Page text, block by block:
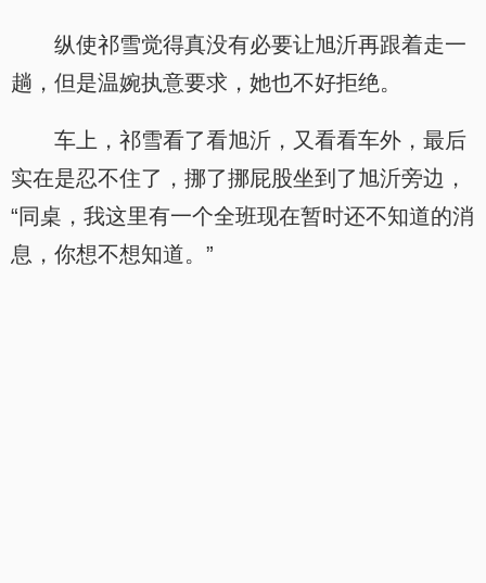
纵使祁雪觉得真没有必要让旭沂再跟着走一
趟，但是温婉执意要求，她也不好拒绝。
车上，祁雪看了看旭沂，又看看车外，最后
实在是忍不住了，挪了挪屁股坐到了旭沂旁边，
“同桌，我这里有一个全班现在暂时还不知道的消
息，你想不想知道。”